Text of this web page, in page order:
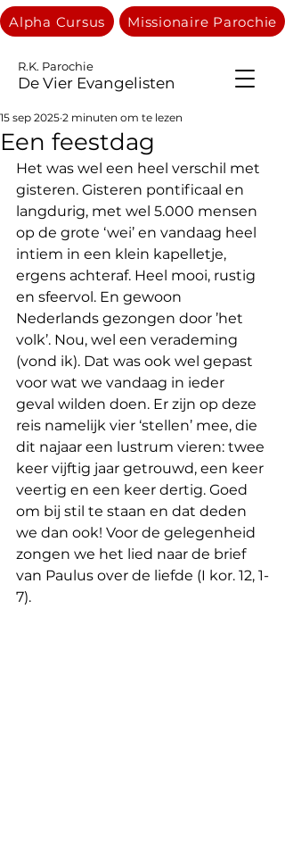
R.K. Parochie
De Vier Evangelisten
Alpha Cursus Missionaire Parochie
Een feestdag
15 sep 2025 2 minuten om te lezen
Het was wel een heel verschil met
gisteren. Gisteren pontificaal en
langdurig, met wel 5.000 mensen
op de grote ‘wei’ en vandaag heel
intiem in een klein kapelletje,
ergens achteraf. Heel mooi, rustig
en sfeervol. En gewoon
Nederlands gezongen door ’het
volk’. Nou, wel een verademing
(vond ik). Dat was ook wel gepast
voor wat we vandaag in ieder
geval wilden doen. Er zijn op deze
reis namelijk vier ‘stellen’ mee, die
dit najaar een lustrum vieren: twee
keer vijftig jaar getrouwd, een keer
veertig en een keer dertig. Goed
om bij stil te staan en dat deden
we dan ook! Voor de gelegenheid
zongen we het lied naar de brief
van Paulus over de liefde (I kor. 12, 1-
7).